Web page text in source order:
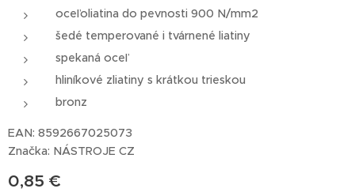
oceľoliatina do pevnosti 900 N/mm2
šedé temperované i tvárnené liatiny
spekaná oceľ
hliníkové zliatiny s krátkou trieskou
bronz
EAN: 8592667025073
Značka: NÁSTROJE CZ
0,85 €